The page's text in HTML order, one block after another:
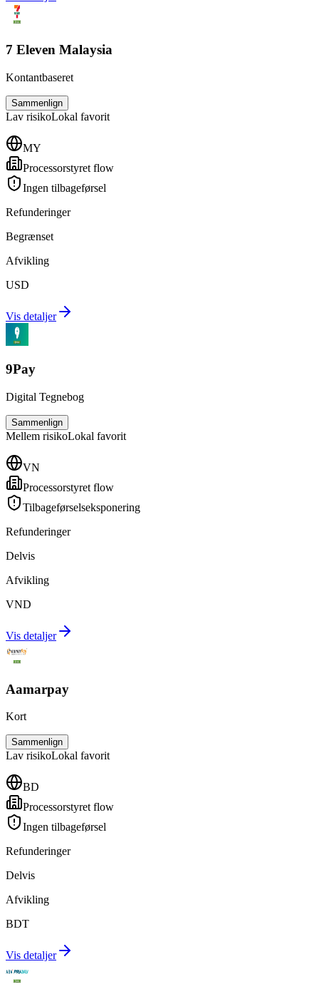
7 Eleven Malaysia
Kontantbaseret
Sammenlign
Lav risikoLokal favorit
MY
Processorstyret flow
Ingen tilbageførsel
Refunderinger
Begrænset
Afvikling
USD
Vis detaljer
9Pay
Digital Tegnebog
Sammenlign
Mellem risikoLokal favorit
VN
Processorstyret flow
Tilbageførselseksponering
Refunderinger
Delvis
Afvikling
VND
Vis detaljer
Aamarpay
Kort
Sammenlign
Lav risikoLokal favorit
BD
Processorstyret flow
Ingen tilbageførsel
Refunderinger
Delvis
Afvikling
BDT
Vis detaljer